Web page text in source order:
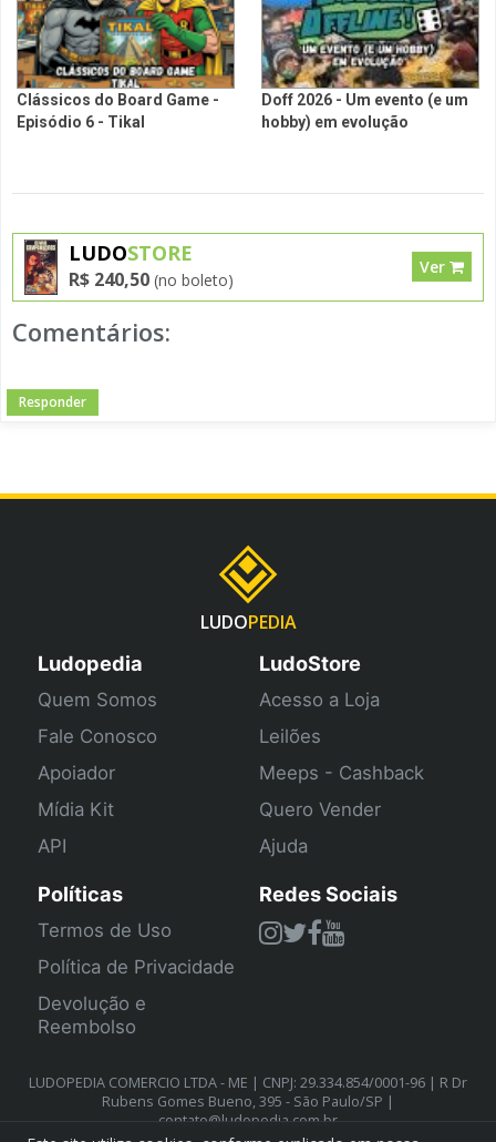
Clássicos do Board Game -
Episódio 6 - Tikal
Doff 2026 - Um evento (e um
hobby) em evolução
LUDOSTORE
R$ 240,50 (no boleto)
Ver
Comentários:
Responder
LUDOPEDIA
Ludopedia
Quem Somos
Fale Conosco
Apoiador
Mídia Kit
API
LudoStore
Acesso a Loja
Leilões
Meeps - Cashback
Quero Vender
Ajuda
Políticas
Termos de Uso
Política de Privacidade
Devolução e
Reembolso
Redes Sociais
LUDOPEDIA COMERCIO LTDA - ME | CNPJ: 29.334.854/0001-96 | R Dr
Rubens Gomes Bueno, 395 - São Paulo/SP |
contato@ludopedia.com.br